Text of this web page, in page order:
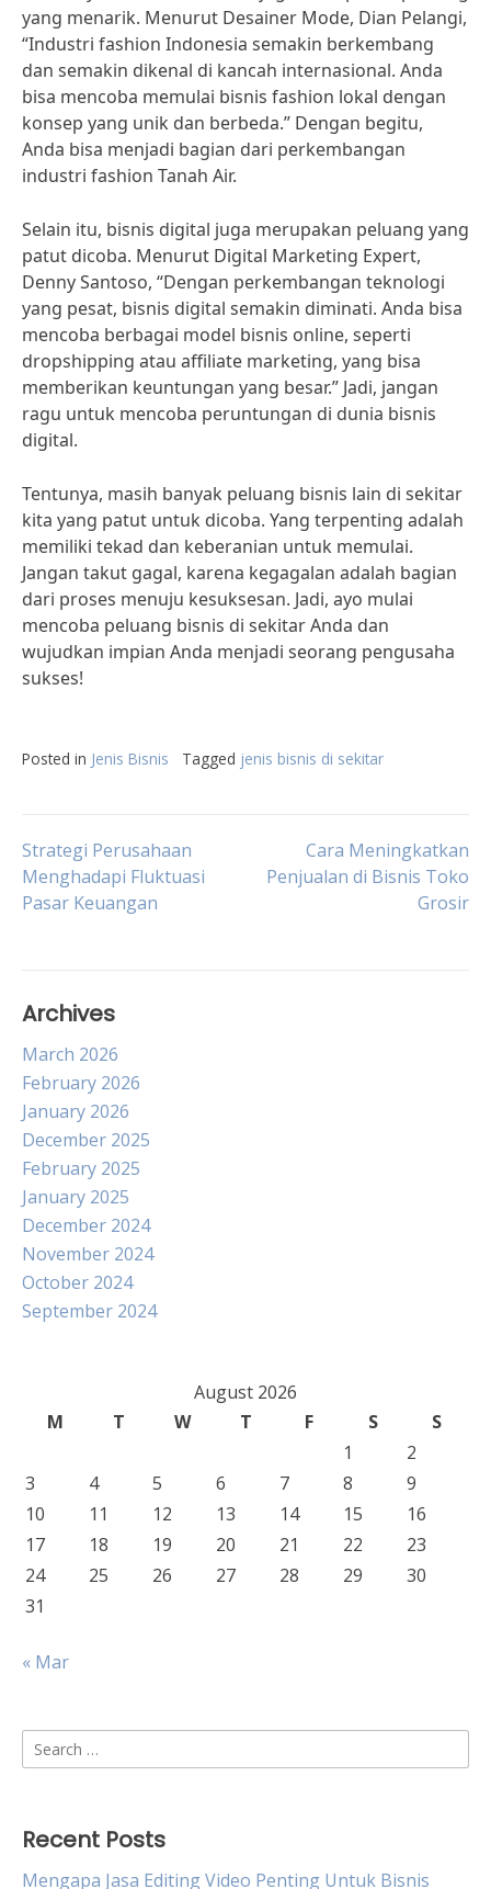
yang menarik. Menurut Desainer Mode, Dian Pelangi,
“Industri fashion Indonesia semakin berkembang
dan semakin dikenal di kancah internasional. Anda
bisa mencoba memulai bisnis fashion lokal dengan
konsep yang unik dan berbeda.” Dengan begitu,
Anda bisa menjadi bagian dari perkembangan
industri fashion Tanah Air.
Selain itu, bisnis digital juga merupakan peluang yang
patut dicoba. Menurut Digital Marketing Expert,
Denny Santoso, “Dengan perkembangan teknologi
yang pesat, bisnis digital semakin diminati. Anda bisa
mencoba berbagai model bisnis online, seperti
dropshipping atau affiliate marketing, yang bisa
memberikan keuntungan yang besar.” Jadi, jangan
ragu untuk mencoba peruntungan di dunia bisnis
digital.
Tentunya, masih banyak peluang bisnis lain di sekitar
kita yang patut untuk dicoba. Yang terpenting adalah
memiliki tekad dan keberanian untuk memulai.
Jangan takut gagal, karena kegagalan adalah bagian
dari proses menuju kesuksesan. Jadi, ayo mulai
mencoba peluang bisnis di sekitar Anda dan
wujudkan impian Anda menjadi seorang pengusaha
sukses!
Posted in Jenis Bisnis Tagged jenis bisnis di sekitar
Post
navigation
Strategi Perusahaan
Menghadapi Fluktuasi
Pasar Keuangan
Cara Meningkatkan
Penjualan di Bisnis Toko
Grosir
Archives
March 2026
February 2026
January 2026
December 2025
February 2025
January 2025
December 2024
November 2024
October 2024
September 2024
August 2026
M
T W T F S
S
1
2
3
4 5 6 7 8
9
10
11 12 13 14 15
16
17
18 19 20 21 22
23
24
25 26 27 28 29
30
31
« Mar
Search
for:
Recent Posts
Mengapa Jasa Editing Video Penting Untuk Bisnis